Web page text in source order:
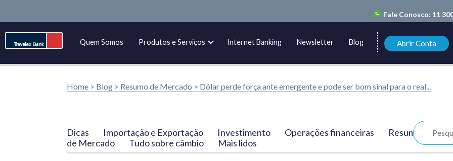
Fale Conosco: 11
Quem Somos Produtos e Serviços Internet Banking Newsletter Blog Abrir Conta
Home > Blog > Resumo de Mercado > Dólar perde força ante emergente e pode ser bom sinal para o real...
Dicas Importação e Exportação Investimento Operações financeiras
Resumo
de Mercado
Tudo sobre câmbio Mais lidos